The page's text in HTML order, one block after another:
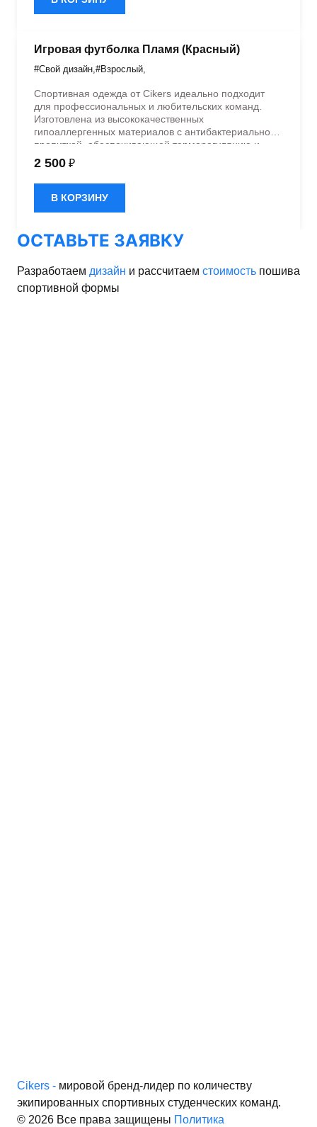
Игровая футболка Пламя (Красный)
#Свой дизайн #Взрослый
Спортивная одежда от Cikers идеально подходит
для профессиональных и любительских команд.
Изготовлена из высококачественных
гипоаллергенных материалов с антибактериальной
пропиткой, обеспечивающей терморегуляцию и
быстрое влагоотведение. Одежда обладает
эластичностью в 5 направлениях и стильным
дизайном.
2 500 ₽
В КОРЗИНУ
ОСТАВЬТЕ ЗАЯВКУ
Разработаем дизайн и рассчитаем стоимость пошива
спортивной формы
Cikers - мировой бренд-лидер по количеству
экипированных спортивных студенческих команд.
© 2026 Все права защищены Политика